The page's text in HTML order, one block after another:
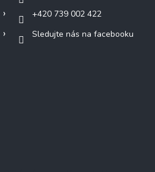
+420 739 002 422
Sledujte nás na facebooku